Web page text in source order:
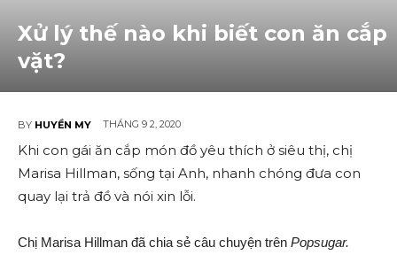
Xử lý thế nào khi biết con ăn cắp
vặt?
BY HUYỀN MY THÁNG 9 2, 2020
Khi con gái ăn cắp món đồ yêu thích ở siêu thị, chị
Marisa Hillman, sống tại Anh, nhanh chóng đưa con
quay lại trả đồ và nói xin lỗi.
Chị Marisa Hillman đã chia sẻ câu chuyện trên Popsugar.